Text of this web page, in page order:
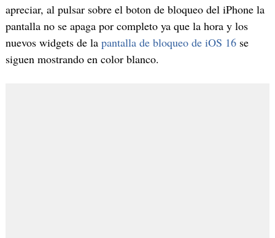
apreciar, al pulsar sobre el boton de bloqueo del iPhone la
pantalla no se apaga por completo ya que la hora y los
nuevos widgets de la pantalla de bloqueo de iOS 16se
siguen mostrando en color blanco.